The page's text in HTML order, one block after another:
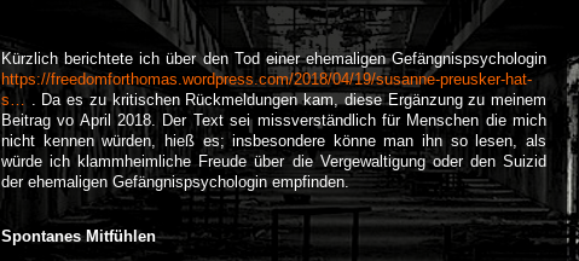
Kürzlich berichtete ich über den Tod einer ehemaligen Gefängnispsychologin
https://freedomforthomas.wordpress.com/2018/04/19/susanne-preusker-hat-
s… . Da es zu kritischen Rückmeldungen kam, diese Ergänzung zu meinem
Beitrag vo April 2018. Der Text sei missverständlich für Menschen die mich
nicht kennen würden, hieß es; insbesondere könne man ihn so lesen, als
würde ich klammheimliche Freude über die Vergewaltigung oder den Suizid
der ehemaligen Gefängnispsychologin empfinden.
Spontanes Mitfühlen